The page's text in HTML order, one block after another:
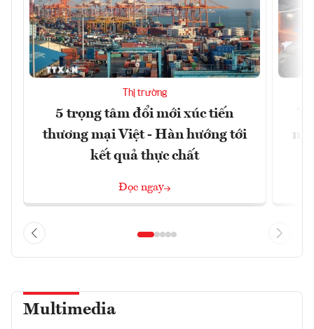
Thị trường
5 trọng tâm đổi mới xúc tiến
thương mại Việt - Hàn hướng tới
kết quả thực chất
Đọc ngay
Multimedia